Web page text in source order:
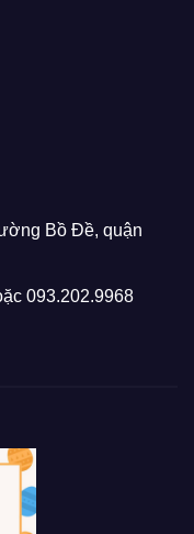
Bồ Đề, quận
093.202.9968